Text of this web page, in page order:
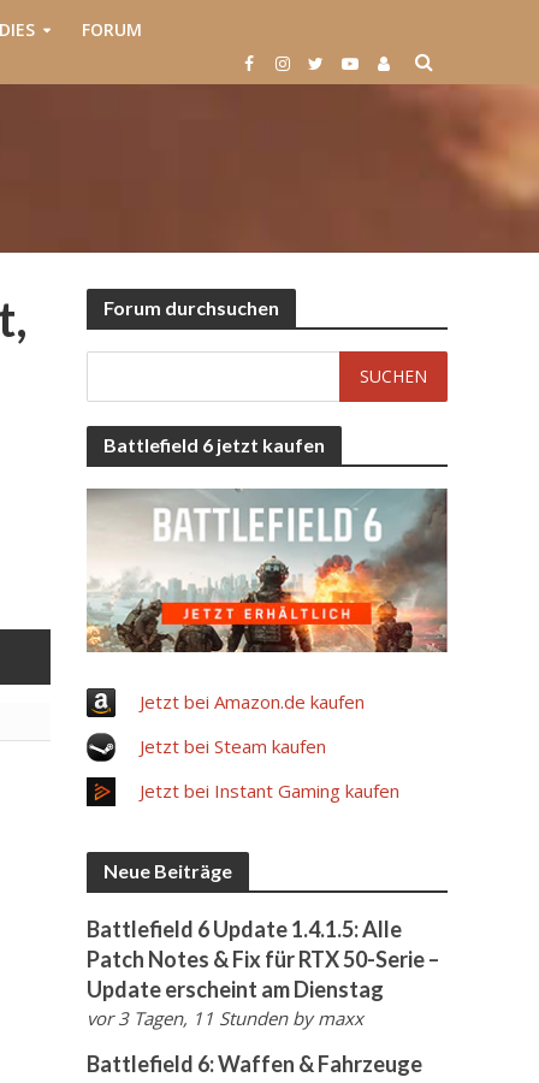
FORUM
Forum durchsuchen
Battlefield 6 jetzt kaufen
Jetzt bei Amazon.de kaufen
Jetzt bei Steam kaufen
Jetzt bei Instant Gaming kaufen
Neue Beiträge
Battlefield 6 Update 1.4.1.5: Alle
Patch Notes & Fix für RTX 50-Serie –
Update erscheint am Dienstag
vor 3 Tagen, 11 Stunden bymaxx
Battlefield 6: Waffen & Fahrzeuge